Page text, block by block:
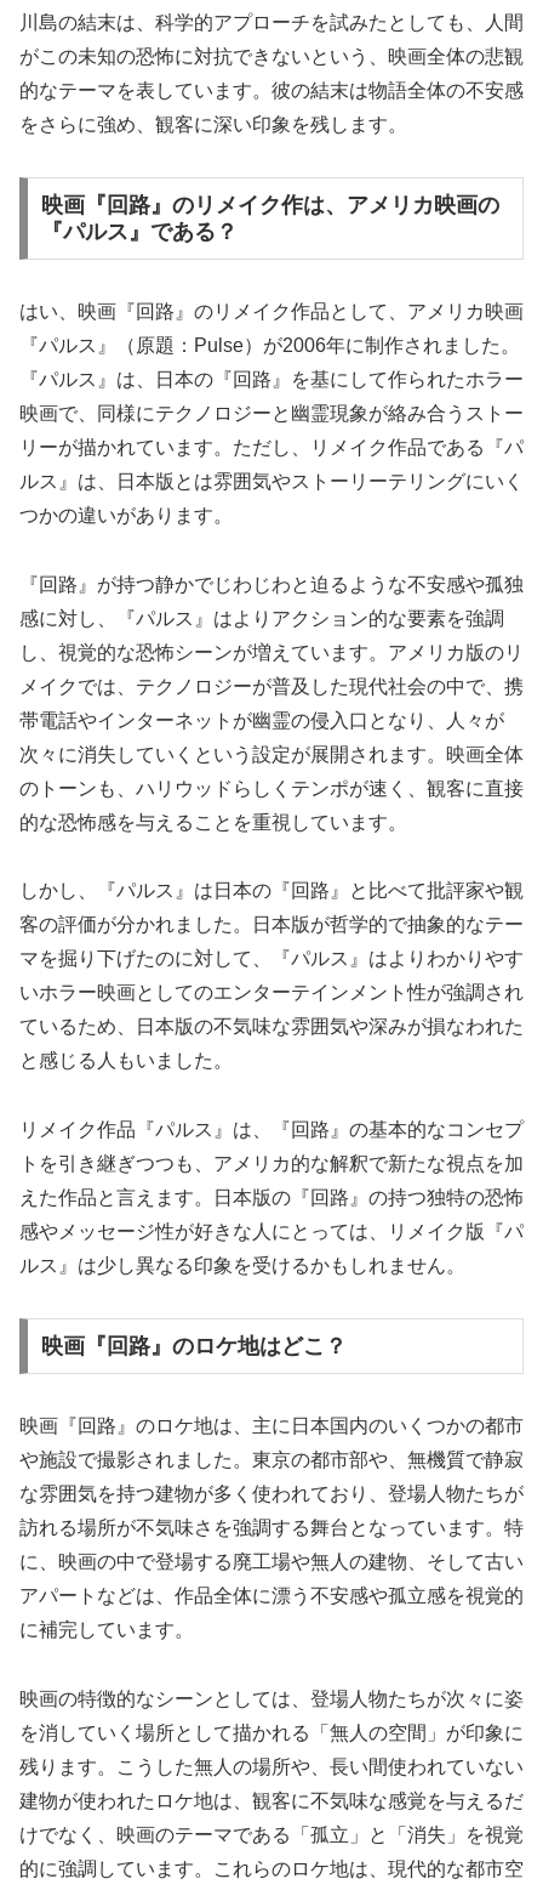
川島の結末は、科学的アプローチを試みたとしても、人間
がこの未知の恐怖に対抗できないという、映画全体の悲観
的なテーマを表しています。彼の結末は物語全体の不安感
をさらに強め、観客に深い印象を残します。
映画『回路』のリメイク作は、アメリカ映画の
『パルス』である？
はい、映画『回路』のリメイク作品として、アメリカ映画
『パルス』（原題：Pulse）が2006年に制作されました。
『パルス』は、日本の『回路』を基にして作られたホラー
映画で、同様にテクノロジーと幽霊現象が絡み合うストー
リーが描かれています。ただし、リメイク作品である『パ
ルス』は、日本版とは雰囲気やストーリーテリングにいく
つかの違いがあります。
『回路』が持つ静かでじわじわと迫るような不安感や孤独
感に対し、『パルス』はよりアクション的な要素を強調
し、視覚的な恐怖シーンが増えています。アメリカ版のリ
メイクでは、テクノロジーが普及した現代社会の中で、携
帯電話やインターネットが幽霊の侵入口となり、人々が
次々に消失していくという設定が展開されます。映画全体
のトーンも、ハリウッドらしくテンポが速く、観客に直接
的な恐怖感を与えることを重視しています。
しかし、『パルス』は日本の『回路』と比べて批評家や観
客の評価が分かれました。日本版が哲学的で抽象的なテー
マを掘り下げたのに対して、『パルス』はよりわかりやす
いホラー映画としてのエンターテインメント性が強調され
ているため、日本版の不気味な雰囲気や深みが損なわれた
と感じる人もいました。
リメイク作品『パルス』は、『回路』の基本的なコンセプ
トを引き継ぎつつも、アメリカ的な解釈で新たな視点を加
えた作品と言えます。日本版の『回路』の持つ独特の恐怖
感やメッセージ性が好きな人にとっては、リメイク版『パ
ルス』は少し異なる印象を受けるかもしれません。
映画『回路』のロケ地はどこ？
映画『回路』のロケ地は、主に日本国内のいくつかの都市
や施設で撮影されました。東京の都市部や、無機質で静寂
な雰囲気を持つ建物が多く使われており、登場人物たちが
訪れる場所が不気味さを強調する舞台となっています。特
に、映画の中で登場する廃工場や無人の建物、そして古い
アパートなどは、作品全体に漂う不安感や孤立感を視覚的
に補完しています。
映画の特徴的なシーンとしては、登場人物たちが次々に姿
を消していく場所として描かれる「無人の空間」が印象に
残ります。こうした無人の場所や、長い間使われていない
建物が使われたロケ地は、観客に不気味な感覚を与えるだ
けでなく、映画のテーマである「孤立」と「消失」を視覚
的に強調しています。これらのロケ地は、現代的な都市空